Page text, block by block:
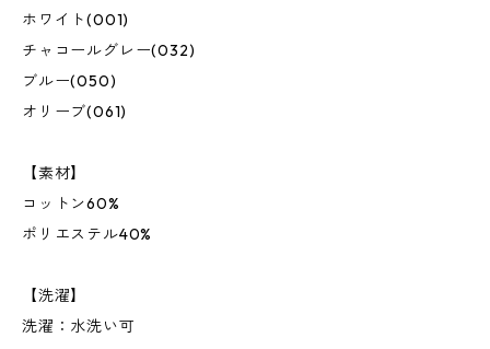
ホワイト(001)
チャコールグレー(032)
ブルー(050)
オリーブ(061)
【素材】
コットン60%
ポリエステル40%
【洗濯】
洗濯：水洗い可